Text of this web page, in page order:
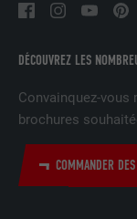
DÉCOUVREZ LES
Convainquez-
brochures
COMMANDER
UTILITÉ
NOM
FOURNISSEUR
EXPIRATION